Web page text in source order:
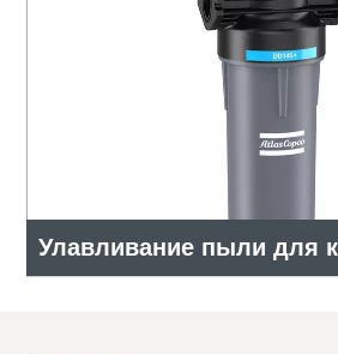
Улавливание пыли для